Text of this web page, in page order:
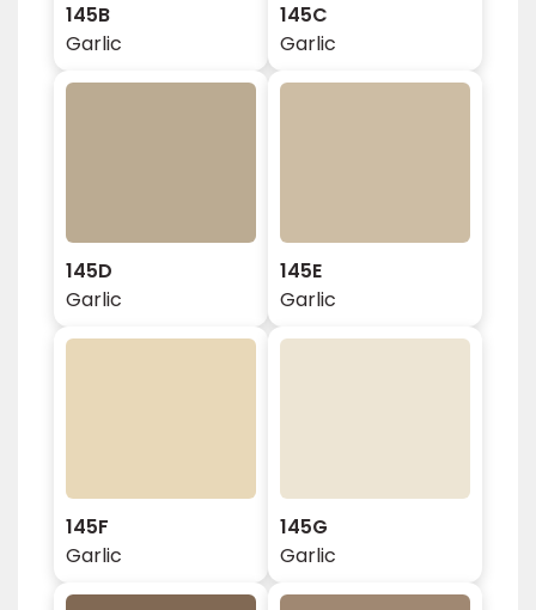
145B
Garlic
145C
Garlic
145D
Garlic
145E
Garlic
145F
Garlic
145G
Garlic